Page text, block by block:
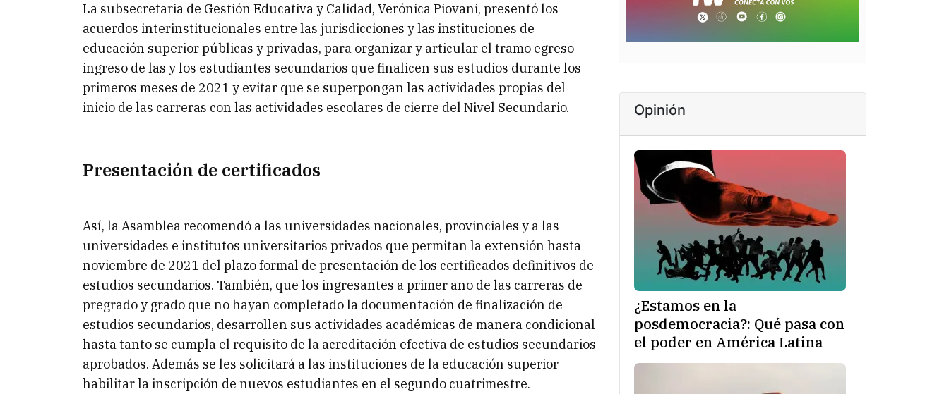
La subsecretaria de Gestión Educativa y Calidad, Verónica Piovani, presentó los
acuerdos interinstitucionales entre las jurisdicciones y las instituciones de
educación superior públicas y privadas, para organizar y articular el tramo egreso-
ingreso de las y los estudiantes secundarios que finalicen sus estudios durante los
primeros meses de 2021 y evitar que se superpongan las actividades propias del
inicio de las carreras con las actividades escolares de cierre del Nivel Secundario.
Presentación de certificados
Así, la Asamblea recomendó a las universidades nacionales, provinciales y a las
universidades e institutos universitarios privados que permitan la extensión hasta
noviembre de 2021 del plazo formal de presentación de los certificados definitivos de
estudios secundarios. También, que los ingresantes a primer año de las carreras de
pregrado y grado que no hayan completado la documentación de finalización de
estudios secundarios, desarrollen sus actividades académicas de manera condicional
hasta tanto se cumpla el requisito de la acreditación efectiva de estudios secundarios
aprobados. Además se les solicitará a las instituciones de la educación superior
habilitar la inscripción de nuevos estudiantes en el segundo cuatrimestre.
Opinión
¿Estamos en la
posdemocracia?: Qué pasa con
el poder en América Latina